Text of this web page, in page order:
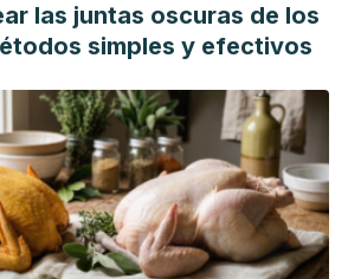
las juntas oscuras de los
simples y efectivos